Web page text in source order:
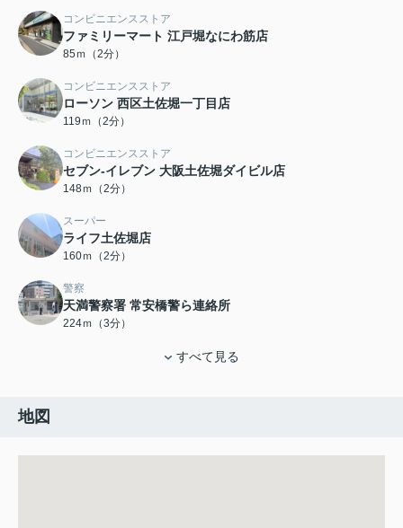
コンビニエンスストア
ファミリーマート 江戸堀なにわ筋店
85ｍ（2分）
コンビニエンスストア
ローソン 西区土佐堀一丁目店
119ｍ（2分）
コンビニエンスストア
セブン-イレブン 大阪土佐堀ダイビル店
148ｍ（2分）
スーパー
ライフ土佐堀店
160ｍ（2分）
警察
天満警察署 常安橋警ら連絡所
224ｍ（3分）
すべて見る
地図